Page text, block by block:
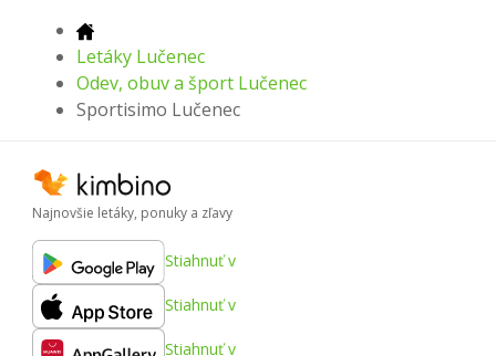
Letáky Lučenec
Odev, obuv a šport Lučenec
Sportisimo Lučenec
Najnovšie letáky, ponuky a zľavy
Stiahnuť v
Stiahnuť v
Stiahnuť v